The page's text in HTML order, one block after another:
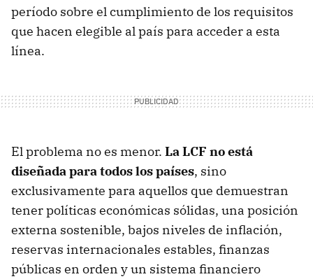
período sobre el cumplimiento de los requisitos
que hacen elegible al país para acceder a esta
línea.
El problema no es menor. La LCF no está
diseñada para todos los países, sino
exclusivamente para aquellos que demuestran
tener políticas económicas sólidas, una posición
externa sostenible, bajos niveles de inflación,
reservas internacionales estables, finanzas
públicas en orden y un sistema financiero